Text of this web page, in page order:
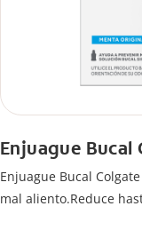
Enjuague Bucal
Enjuague Bucal
mal aliento.Reduce